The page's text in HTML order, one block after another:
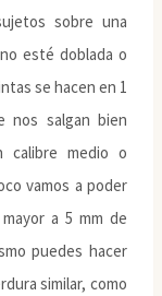
sobre una
esté doblada o
se hacen en 1
nos salgan bien
calibre medio o
vamos a poder
a 5 mm de
puedes hacer
similar, como